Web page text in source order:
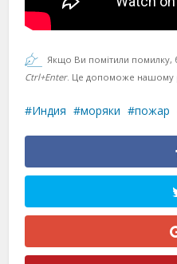
Якщо Ви помітили помилку,
Ctrl+Enter. Це допоможе нашому
Индия моряки пожар